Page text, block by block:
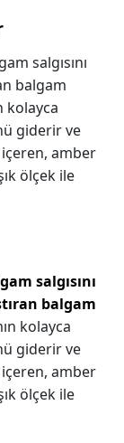
salgısını
balgam
kolayca
giderir ve
içeren, amber
ölçek ile
salgısını
balgam
kolayca
giderir ve
içeren, amber
ölçek ile